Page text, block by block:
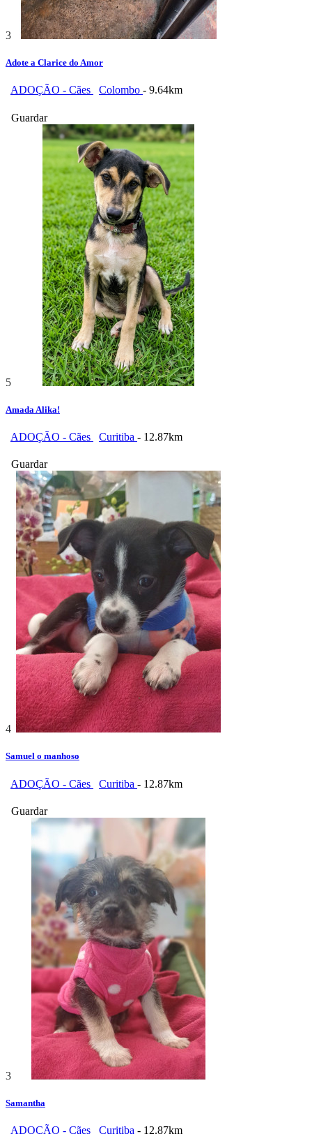
3
Adote a Clarice do Amor
ADOÇÃO - Cães Colombo - 9.64km
Guardar
5
Amada Alika!
ADOÇÃO - Cães Curitiba - 12.87km
Guardar
4
Samuel o manhoso
ADOÇÃO - Cães Curitiba - 12.87km
Guardar
3
Samantha
ADOÇÃO - Cães Curitiba - 12.87km